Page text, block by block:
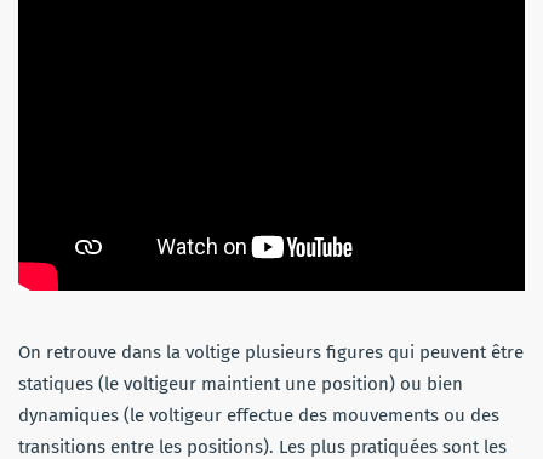
On retrouve dans la voltige plusieurs figures qui peuvent être
statiques (le voltigeur maintient une position) ou bien
dynamiques (le voltigeur effectue des mouvements ou des
transitions entre les positions). Les plus pratiquées sont les